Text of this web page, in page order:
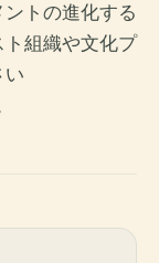
トの進化する
組織や文化プ
い